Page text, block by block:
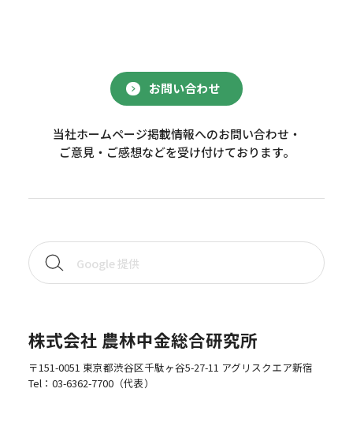
お問い合わせ
当社ホームページ掲載情報へのお問い合わせ・
ご意見・ご感想などを受け付けております。
株式会社 農林中金総合研究所
〒151-0051 東京都渋谷区千駄ヶ谷5-27-11 アグリスクエア新宿
Tel： 03-6362-7700（代表）